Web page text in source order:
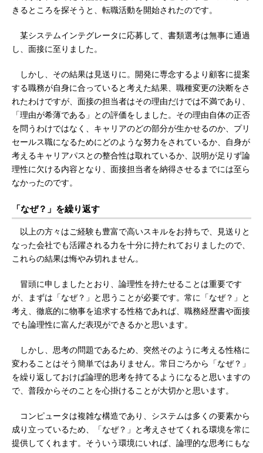
きるところを探そうと、転職活動を開始されたのです。
某システムインテグレータに応募して、書類選考は無事に通過
し、面接に至りました。
しかし、その結果は見送りに。開発に専念するより顧客に提案
する職務が自身に合っていると考えた結果、職種変更の決断をさ
れたわけですが、面接の担当者はその理由だけでは不満であり、
「理由が希薄である」との評価をしました。その理由自体の正否
を問うわけではなく、キャリアのどの部分が生かせるのか、プリ
セールス職になるためにどのような努力をされているか、自身が
考えるキャリアパスとの整合性は取れているか、説明が足りず論
理性に欠ける内容となり、面接担当者を納得させるまでには至ら
なかったのです。
「なぜ？」を繰り返す
以上の方々はご経験も豊富で高いスキルをお持ちで、見送りと
なった会社でも活躍される力を十分に持たれておりましたので、
これらの結果は悔やみ切れません。
冒頭に申しましたとおり、論理性を持たせることは重要です
が、まずは「なぜ？」と思うことが必要です。常に「なぜ？」と
考え、徹底的に物事を追求する性格であれば、職務経歴書や面接
でも論理性に富んだ表現ができるかと思います。
しかし、思考の問題であるため、突然そのように考える性格に
変わることはそう簡単ではありません。常日ごろから「なぜ？」
を繰り返しておけば論理的思考を持てるようになると思いますの
で、普段からそのことを心掛けることが大切かと思います。
コンピュータは複雑な構造であり、システムは多くの要素から
成り立っているため、「なぜ？」と考えさせてくれる環境を常に
提供してくれます。そういう環境にいれば、論理的な思考にもな